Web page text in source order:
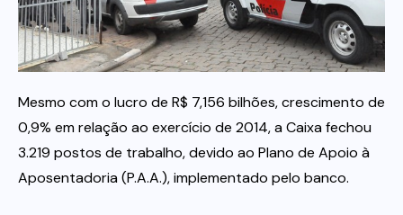
Itau
Financeiras e Cooperativas
Mesmo com o lucro de R$ 7,156 bilhões, crescimento de
0,9% em relação ao exercício de 2014, a Caixa fechou
3.219 postos de trabalho, devido ao Plano de Apoio à
Aposentadoria (P.A.A.), implementado pelo banco.